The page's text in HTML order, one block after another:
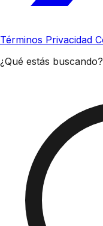
Términos Privacidad
¿Qué estás buscando?